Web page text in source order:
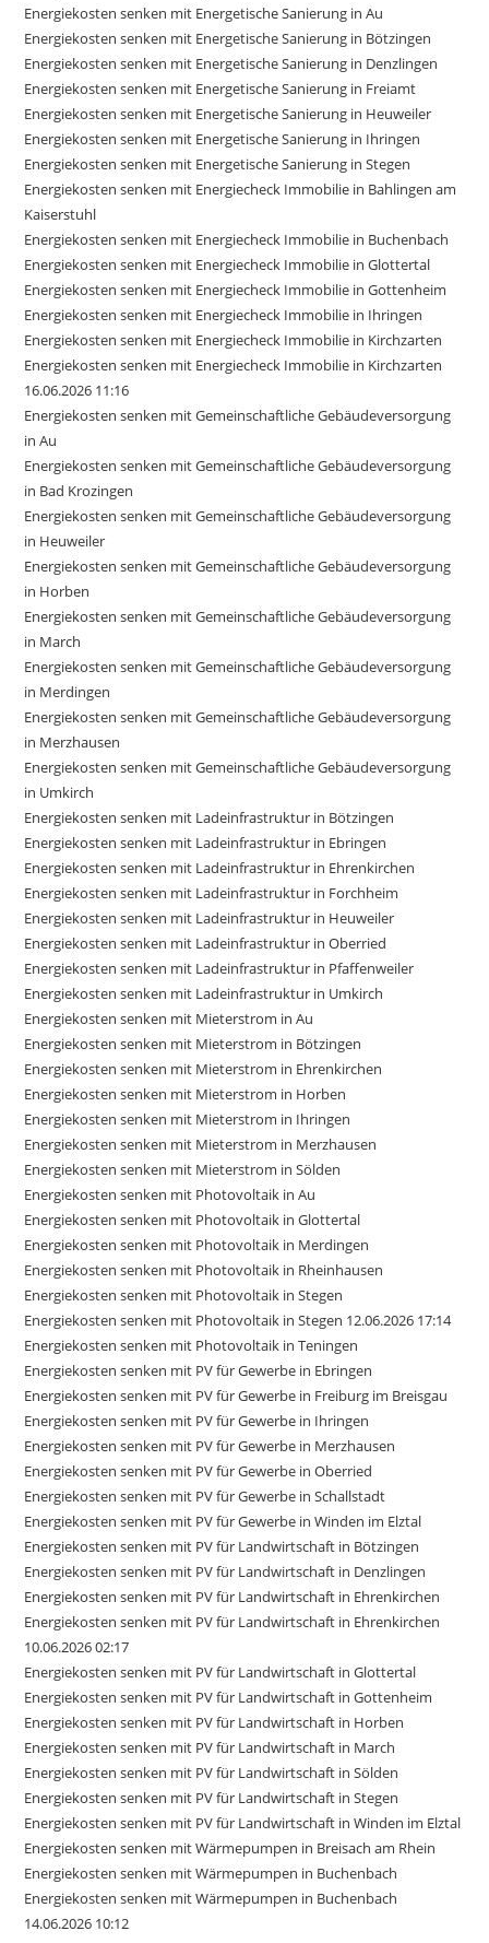
Energiekosten senken mit Energetische Sanierung in Au
Energiekosten senken mit Energetische Sanierung in Bötzingen
Energiekosten senken mit Energetische Sanierung in Denzlingen
Energiekosten senken mit Energetische Sanierung in Freiamt
Energiekosten senken mit Energetische Sanierung in Heuweiler
Energiekosten senken mit Energetische Sanierung in Ihringen
Energiekosten senken mit Energetische Sanierung in Stegen
Energiekosten senken mit Energiecheck Immobilie in Bahlingen am
Kaiserstuhl
Energiekosten senken mit Energiecheck Immobilie in Buchenbach
Energiekosten senken mit Energiecheck Immobilie in Glottertal
Energiekosten senken mit Energiecheck Immobilie in Gottenheim
Energiekosten senken mit Energiecheck Immobilie in Ihringen
Energiekosten senken mit Energiecheck Immobilie in Kirchzarten
Energiekosten senken mit Energiecheck Immobilie in Kirchzarten
16.06.2026 11:16
Energiekosten senken mit Gemeinschaftliche Gebäudeversorgung
in Au
Energiekosten senken mit Gemeinschaftliche Gebäudeversorgung
in Bad Krozingen
Energiekosten senken mit Gemeinschaftliche Gebäudeversorgung
in Heuweiler
Energiekosten senken mit Gemeinschaftliche Gebäudeversorgung
in Horben
Energiekosten senken mit Gemeinschaftliche Gebäudeversorgung
in March
Energiekosten senken mit Gemeinschaftliche Gebäudeversorgung
in Merdingen
Energiekosten senken mit Gemeinschaftliche Gebäudeversorgung
in Merzhausen
Energiekosten senken mit Gemeinschaftliche Gebäudeversorgung
in Umkirch
Energiekosten senken mit Ladeinfrastruktur in Bötzingen
Energiekosten senken mit Ladeinfrastruktur in Ebringen
Energiekosten senken mit Ladeinfrastruktur in Ehrenkirchen
Energiekosten senken mit Ladeinfrastruktur in Forchheim
Energiekosten senken mit Ladeinfrastruktur in Heuweiler
Energiekosten senken mit Ladeinfrastruktur in Oberried
Energiekosten senken mit Ladeinfrastruktur in Pfaffenweiler
Energiekosten senken mit Ladeinfrastruktur in Umkirch
Energiekosten senken mit Mieterstrom in Au
Energiekosten senken mit Mieterstrom in Bötzingen
Energiekosten senken mit Mieterstrom in Ehrenkirchen
Energiekosten senken mit Mieterstrom in Horben
Energiekosten senken mit Mieterstrom in Ihringen
Energiekosten senken mit Mieterstrom in Merzhausen
Energiekosten senken mit Mieterstrom in Sölden
Energiekosten senken mit Photovoltaik in Au
Energiekosten senken mit Photovoltaik in Glottertal
Energiekosten senken mit Photovoltaik in Merdingen
Energiekosten senken mit Photovoltaik in Rheinhausen
Energiekosten senken mit Photovoltaik in Stegen
Energiekosten senken mit Photovoltaik in Stegen 12.06.2026 17:14
Energiekosten senken mit Photovoltaik in Teningen
Energiekosten senken mit PV für Gewerbe in Ebringen
Energiekosten senken mit PV für Gewerbe in Freiburg im Breisgau
Energiekosten senken mit PV für Gewerbe in Ihringen
Energiekosten senken mit PV für Gewerbe in Merzhausen
Energiekosten senken mit PV für Gewerbe in Oberried
Energiekosten senken mit PV für Gewerbe in Schallstadt
Energiekosten senken mit PV für Gewerbe in Winden im Elztal
Energiekosten senken mit PV für Landwirtschaft in Bötzingen
Energiekosten senken mit PV für Landwirtschaft in Denzlingen
Energiekosten senken mit PV für Landwirtschaft in Ehrenkirchen
Energiekosten senken mit PV für Landwirtschaft in Ehrenkirchen
10.06.2026 02:17
Energiekosten senken mit PV für Landwirtschaft in Glottertal
Energiekosten senken mit PV für Landwirtschaft in Gottenheim
Energiekosten senken mit PV für Landwirtschaft in Horben
Energiekosten senken mit PV für Landwirtschaft in March
Energiekosten senken mit PV für Landwirtschaft in Sölden
Energiekosten senken mit PV für Landwirtschaft in Stegen
Energiekosten senken mit PV für Landwirtschaft in Winden im Elztal
Energiekosten senken mit Wärmepumpen in Breisach am Rhein
Energiekosten senken mit Wärmepumpen in Buchenbach
Energiekosten senken mit Wärmepumpen in Buchenbach
14.06.2026 10:12